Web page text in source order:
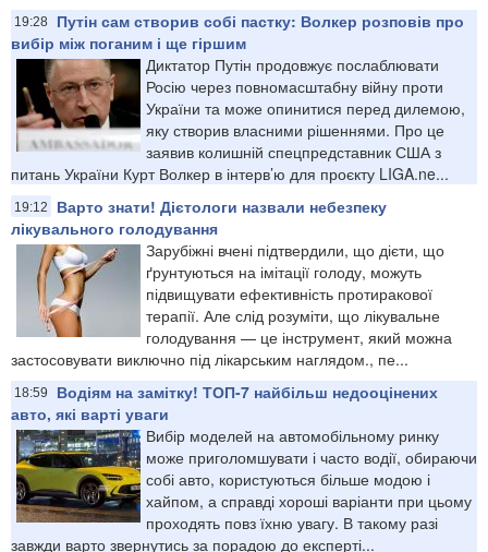
19:28
Путін сам створив собі пастку: Волкер розповів про
вибір між поганим і ще гіршим
Диктатор Путін продовжує послаблювати
Росію через повномасштабну війну проти
України та може опинитися перед дилемою,
яку створив власними рішеннями. Про це
заявив колишній спецпредставник США з
питань України Курт Волкер в інтерв’ю для проєкту LIGA.ne...
19:12
Варто знати! Дієтологи назвали небезпеку
лікувального голодування
Зарубіжні вчені підтвердили, що дієти, що
ґрунтуються на імітації голоду, можуть
підвищувати ефективність протиракової
терапії. Але слід розуміти, що лікувальне
голодування — це інструмент, який можна
застосовувати виключно під лікарським наглядом., пе...
18:59
Водіям на замітку! ТОП-7 найбільш недооцінених
авто, які варті уваги
Вибір моделей на автомобільному ринку
може приголомшувати і часто водії, обираючи
собі авто, користуються більше модою і
хайпом, а справді хороші варіанти при цьому
проходять повз їхню увагу. В такому разі
завжди варто звернутись за порадою до експерті...